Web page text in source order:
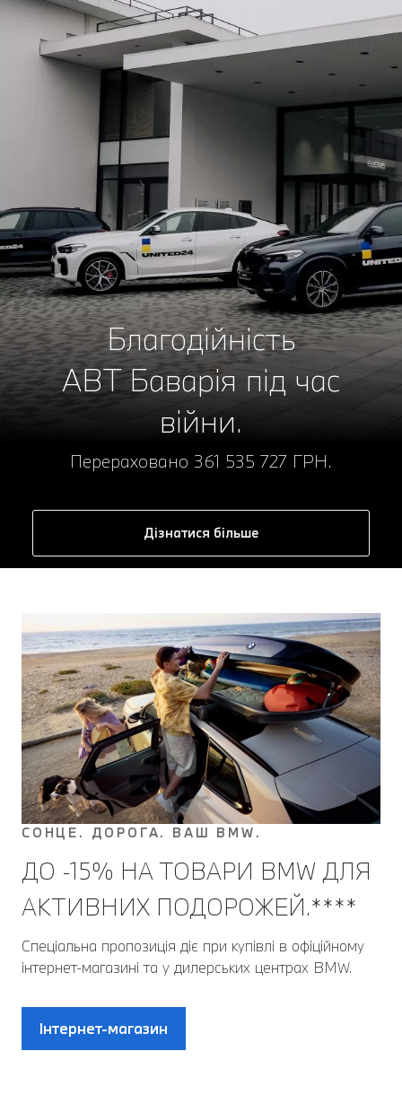
Благодійність
АВТ Баварія під час
війни.
Перераховано 361 535 727 ГРН.
Дізнатися більше
СОНЦЕ. ДОРОГА. ВАШ BMW.
ДО -15% НА ТОВАРИ BMW ДЛЯ
АКТИВНИХ ПОДОРОЖЕЙ.****
Спеціальна пропозиція діє при купівлі в офіційному
інтернет-магазині та у дилерських центрах BMW.
Інтернет-магазин